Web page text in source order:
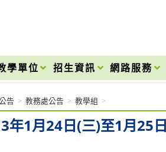
學單位 招生資訊 網路服務
年1月24日(三)至1月25
告 > 教務處公告 > 教學組 >